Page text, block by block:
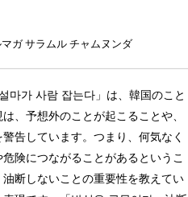
マガ サラムル チャムヌンダ
마가 사람 잡는다」は、韓国のこと
、予想外のことが起こることや、
告しています。つまり、何気なく
険につながることがあるというこ
断しないことの重要性を教えてい